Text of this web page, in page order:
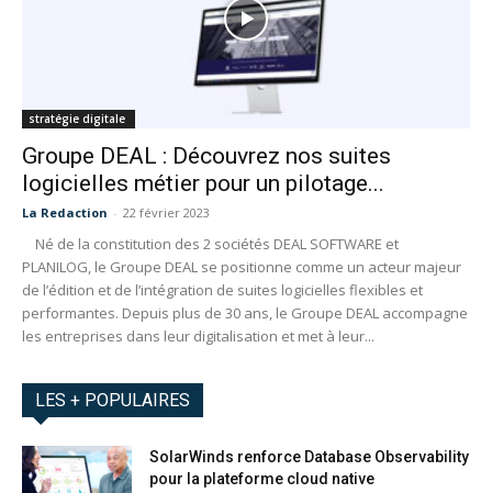
stratégie digitale
Groupe DEAL : Découvrez nos suites
logicielles métier pour un pilotage...
La Redaction - 22 février 2023
Né de la constitution des 2 sociétés DEAL SOFTWARE et
PLANILOG, le Groupe DEAL se positionne comme un acteur majeur
de l’édition et de l’intégration de suites logicielles flexibles et
performantes. Depuis plus de 30 ans, le Groupe DEAL accompagne
les entreprises dans leur digitalisation et met à leur...
LES + POPULAIRES
SolarWinds renforce Database Observability
pour la plateforme cloud native